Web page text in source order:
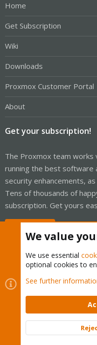
Home
Get Subscription
Wiki
Downloads
Proxmox Customer Portal
About
Get your subscription!
The Proxmox team works
running the best software
security enhancements,
Tens of thousands of
subscription. Get yours
Cookies
Proxmox
Contact us
Terms and rules
Community platform by
We value
We use essential
optional cookies to
See further